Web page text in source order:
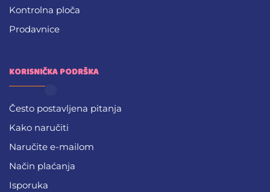
Kontrolna ploča
Prodavnice
KORISNIČKA PODRŠKA
Često postavljena pitanja
Kako naručiti
Naručite e-mailom
Način plaćanja
Isporuka